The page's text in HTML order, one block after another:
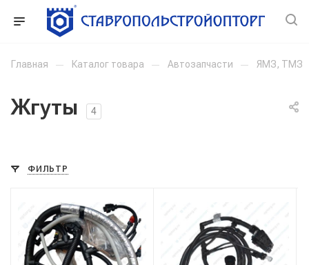
Главная — Каталог товара — Автозапчасти — ЯМЗ, ТМЗ
Жгуты 4
ФИЛЬТР